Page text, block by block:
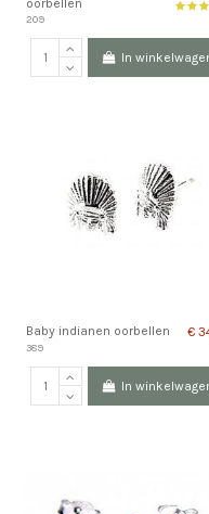
oorbellen
209
In
Baby indianen oorbellen
389
€
In